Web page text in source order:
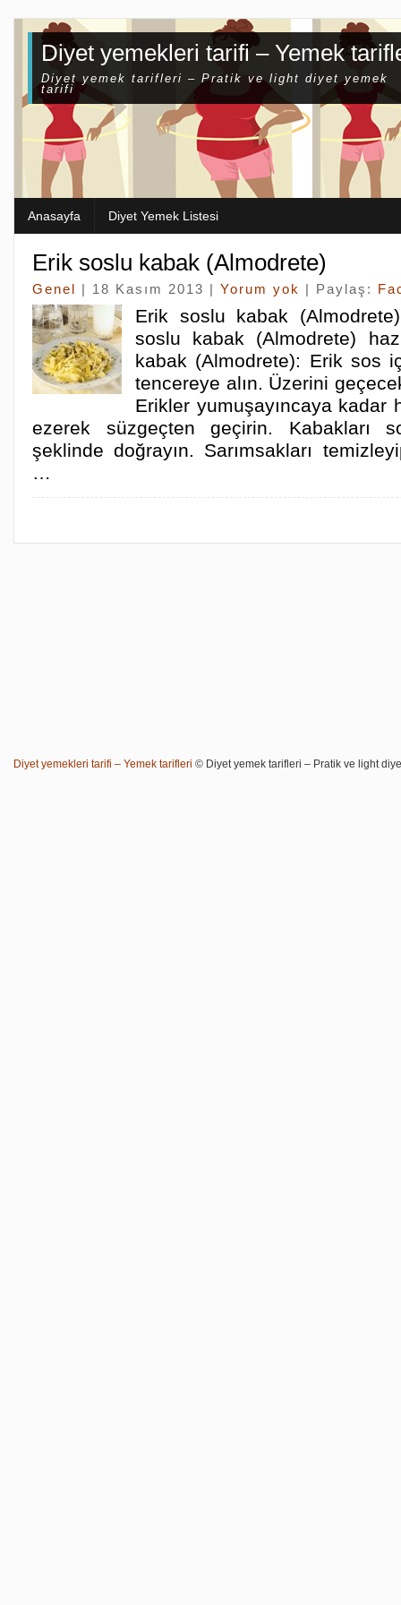
Diyet yemekleri tarifi – Yemek
Diyet yemek tarifleri – Pratik ve light diyet yemek
tarifi
Anasayfa Diyet Yemek Listesi
Erik soslu kabak (Almodrete)
Genel | 18 Kasım 2013 | Yorum yok | Paylaş:
Erik soslu kabak
soslu kabak (Almodrete)
kabak (Almodrete): Erik sos
tencereye alın. Üzerini
Erikler yumuşayıncaya kadar
ezerek süzgeçten geçirin. Kabakları
şeklinde doğrayın. Sarımsakları
…
Diyet yemekleri tarifi – Yemek tarifleri © Diyet yemek tarifleri – Pratik ve light